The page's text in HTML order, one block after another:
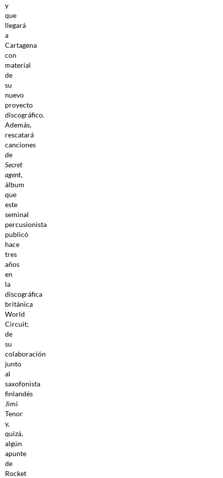
y
que
llegará
a
Cartagena
con
material
de
su
nuevo
proyecto
discográfico.
Además,
rescatará
canciones
de
Secret
agent,
álbum
que
este
seminal
percusionista
publicó
hace
tres
años
en
la
discográfica
británica
World
Circuit;
de
su
colaboración
junto
al
saxofonista
finlandés
Jimi
Tenor
y,
quizá,
algún
apunte
de
Rocket